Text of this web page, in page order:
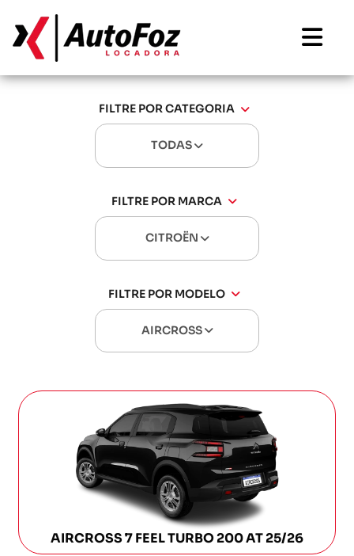
FILTRE POR CATEGORIA
TODAS
FILTRE POR MARCA
CITROËN
FILTRE POR MODELO
AIRCROSS
AIRCROSS 7 FEEL TURBO 200 AT 25/26